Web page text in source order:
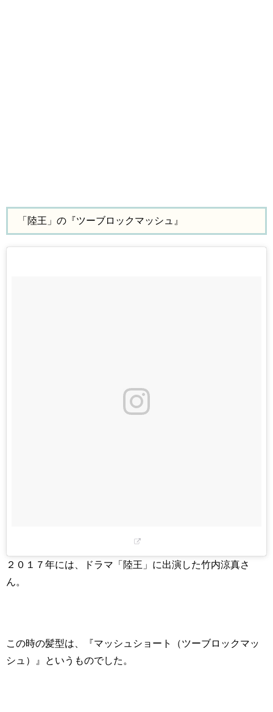
「陸王」の『ツーブロックマッシュ』
２０１７年には、ドラマ「陸王」に出演した竹内涼真さ
ん。
この時の髪型は、『マッシュショート（ツーブロックマッ
シュ）』というものでした。